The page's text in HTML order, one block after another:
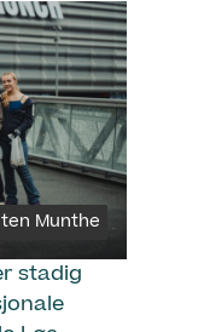
Munthe
stadig